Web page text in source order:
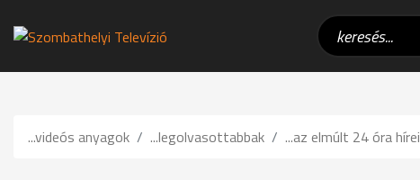
...videós anyagok ...legolvasottabbak ...az elmúlt 24 óra hírei